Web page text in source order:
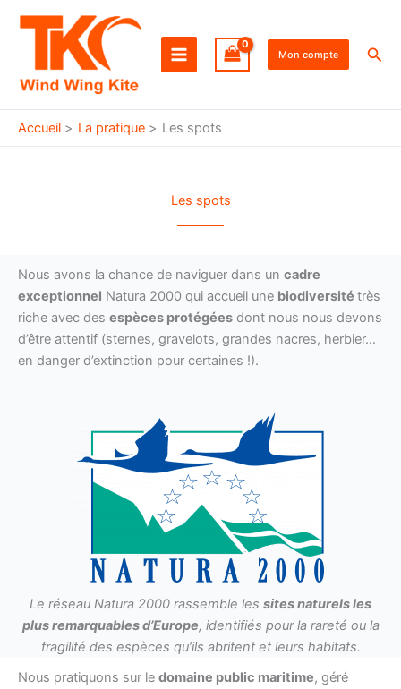
Mon compte
Accueil La pratique Les spots
Les spots
Nous avons la chance de naviguer dans un cadre
exceptionnel Natura 2000 qui accueil une biodiversité très
riche avec des espèces protégées dont nous nous devons
d’être attentif (sternes, gravelots, grandes nacres, herbier…
en danger d’extinction pour certaines !).
Le réseau Natura 2000 rassemble les sites naturels les
plus remarquables d’Europe, identifiés pour la rareté ou la
fragilité des espèces qu’ils abritent et leurs habitats.
Nous pratiquons sur le domaine public maritime, géré